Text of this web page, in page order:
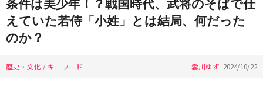
条件は美少年！？戦国時代、武将のそばで仕
えていた若侍「小姓」とは結局、何だった
のか？
歴史・文化 / キーワード 雲川ゆず 2024/10/22